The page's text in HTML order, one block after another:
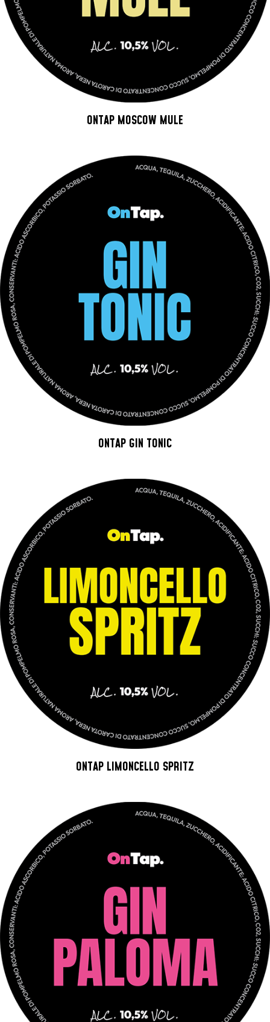
ONTAP MOSCOW MULE
ONTAP GIN TONIC
ONTAP LIMONCELLO SPRITZ